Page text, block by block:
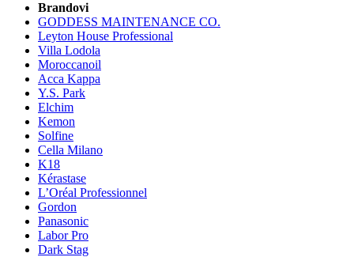
Brandovi
GODDESS MAINTENANCE CO.
Leyton House Professional
Villa Lodola
Moroccanoil
Acca Kappa
Y.S. Park
Elchim
Kemon
Solfine
Cella Milano
K18
Kérastase
L’Oréal Professionnel
Gordon
Panasonic
Labor Pro
Dark Stag